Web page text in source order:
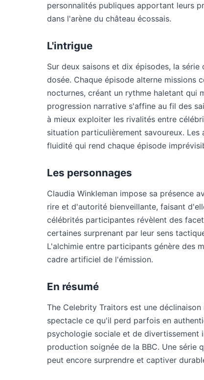
personnalités publiques apportant leurs
dans l'arène du château écossais.
L'intrigue
Sur deux saisons et dix épisodes, la
dosée. Chaque épisode alterne missions
nocturnes, créant un rythme haletant qui
progression narrative s'affine au fil des
à mieux exploiter les rivalités entre
situation particulièrement savoureux.
fluidité qui rend chaque épisode
Les personnages
Claudia Winkleman impose sa présence
rire et d'autorité bienveillante, faisant
célébrités participantes révèlent des
certaines surprenant par leur sens
L'alchimie entre participants génère des
cadre artificiel de l'émission.
En résumé
The Celebrity Traitors est une
spectacle ce qu'il perd parfois en
psychologie sociale et de
production soignée de la BBC. Une série
peut encore surprendre et captiver